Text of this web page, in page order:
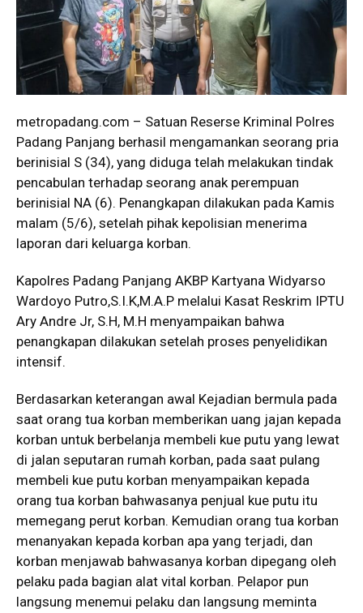
metropadang.com – Satuan Reserse Kriminal Polres
Padang Panjang berhasil mengamankan seorang pria
berinisial S (34), yang diduga telah melakukan tindak
pencabulan terhadap seorang anak perempuan
berinisial NA (6). Penangkapan dilakukan pada Kamis
malam (5/6), setelah pihak kepolisian menerima
laporan dari keluarga korban.
Kapolres Padang Panjang AKBP Kartyana Widyarso
Wardoyo Putro,S.I.K,M.A.P melalui Kasat Reskrim IPTU
Ary Andre Jr, S.H, M.H menyampaikan bahwa
penangkapan dilakukan setelah proses penyelidikan
intensif.
Berdasarkan keterangan awal Kejadian bermula pada
saat orang tua korban memberikan uang jajan kepada
korban untuk berbelanja membeli kue putu yang lewat
di jalan seputaran rumah korban, pada saat pulang
membeli kue putu korban menyampaikan kepada
orang tua korban bahwasanya penjual kue putu itu
memegang perut korban. Kemudian orang tua korban
menanyakan kepada korban apa yang terjadi, dan
korban menjawab bahwasanya korban dipegang oleh
pelaku pada bagian alat vital korban. Pelapor pun
langsung menemui pelaku dan langsung meminta